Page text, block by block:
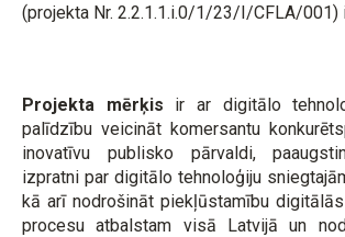
(projekta Nr. 2.2.1.1.i.0/1/23/I/CFLA/001)
Projekta mērķis ir ar digitālo
palīdzību veicināt komersantu
inovatīvu publisko pārvaldi,
izpratni par digitālo tehnoloģiju
kā arī nodrošināt piekļūstamību
procesu atbalstam visā Latvijā un